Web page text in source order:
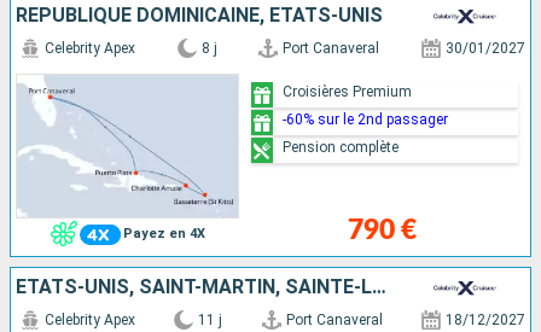
RÉPUBLIQUE DOMINICAINE, ÉTATS-UNIS
Payez en 4X
Celebrity Apex 8 j Port Canaveral 30/01/2027
790 €
Croisières Premium
-60% sur le 2nd passager
Pension complète
ÉTATS-UNIS, SAINT-MARTIN, SAINTE-LUCIE, ANTIGUA-ET-BARBUDA, ÎLES TURQUES-ET-CAÏQUES
Celebrity Apex 11 j Port Canaveral 18/12/2027